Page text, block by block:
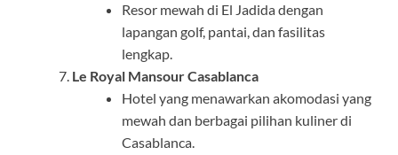
Resor mewah di El Jadida dengan
lapangan golf, pantai, dan fasilitas
lengkap.
Le Royal Mansour Casablanca
Hotel yang menawarkan akomodasi yang
mewah dan berbagai pilihan kuliner di
Casablanca.